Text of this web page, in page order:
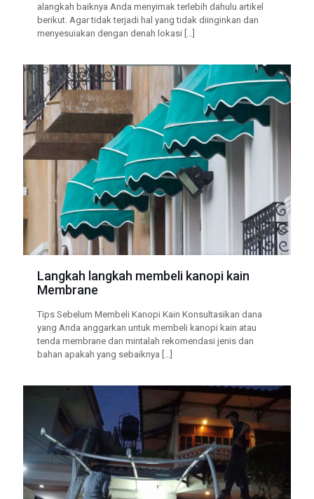
alangkah baiknya Anda menyimak terlebih dahulu artikel
berikut. Agar tidak terjadi hal yang tidak diinginkan dan
menyesuiakan dengan denah lokasi […]
Langkah langkah membeli kanopi kain
Membrane
Tips Sebelum Membeli Kanopi Kain Konsultasikan dana
yang Anda anggarkan untuk membeli kanopi kain atau
tenda membrane dan mintalah rekomendasi jenis dan
bahan apakah yang sebaiknya […]